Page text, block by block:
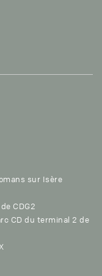
sur Isère
CDG2
CD du terminal 2 de